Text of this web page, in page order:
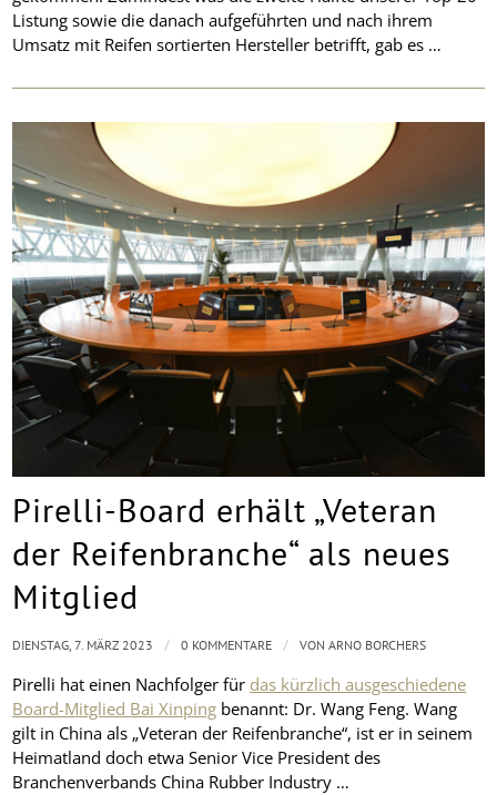
Listung sowie die danach aufgeführten und nach ihrem
Umsatz mit Reifen sortierten Hersteller betrifft, gab es …
Pirelli-Board erhält „Veteran
der Reifenbranche“ als neues
Mitglied
Pirelli hat einen Nachfolger für das kürzlich ausgeschiedene
Board-Mitglied Bai Xinping benannt: Dr. Wang Feng. Wang
gilt in China als „Veteran der Reifenbranche“, ist er in seinem
Heimatland doch etwa Senior Vice President des
Branchenverbands China Rubber Industry …
DIENSTAG, 7. MÄRZ 2023 / 0 KOMMENTARE / VONARNO BORCHERS